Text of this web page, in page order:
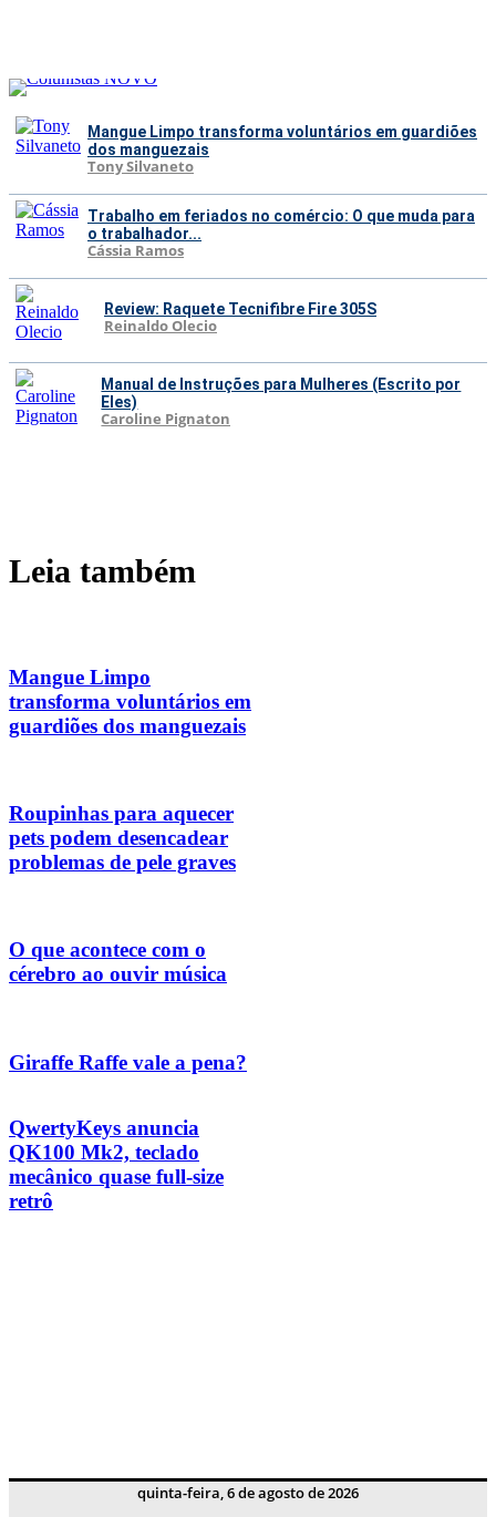
Mangue Limpo transforma voluntários em guardiões
dos manguezais
Tony Silvaneto
Trabalho em feriados no comércio: O que muda para
o trabalhador...
Cássia Ramos
Review: Raquete Tecnifibre Fire 305S
Reinaldo Olecio
Manual de Instruções para Mulheres (Escrito por
Eles)
Caroline Pignaton
Leia também
Mangue Limpo
transforma voluntários em
guardiões dos manguezais
Roupinhas para aquecer
pets podem desencadear
problemas de pele graves
O que acontece com o
cérebro ao ouvir música
Giraffe Raffe vale a pena?
QwertyKeys anuncia
QK100 Mk2, teclado
mecânico quase full-size
retrô
quinta-feira, 6 de agosto de 2026